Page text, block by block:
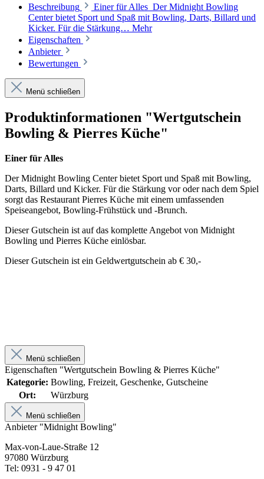
Beschreibung
Einer für Alles Der Midnight Bowling
Center bietet Sport und Spaß mit Bowling, Darts, Billard und
Kicker. Für die Stärkung… Mehr
Eigenschaften
Anbieter
Bewertungen
Menü schließen
Produktinformationen "Wertgutschein
Bowling & Pierres Küche"
Einer für Alles
Der Midnight Bowling Center bietet Sport und Spaß mit Bowling,
Darts, Billard und Kicker. Für die Stärkung vor oder nach dem Spiel
sorgt das Restaurant Pierres Küche mit einem umfassenden
Speiseangebot, Bowling-Frühstück und -Brunch.
Dieser Gutschein ist auf das komplette Angebot von Midnight
Bowling und Pierres Küche einlösbar.
Dieser Gutschein ist ein Geldwertgutschein ab € 30,-
Menü schließen
Eigenschaften "Wertgutschein Bowling & Pierres Küche"
Kategorie: Bowling, Freizeit, Geschenke, Gutscheine
Ort:
Würzburg
Menü schließen
Anbieter "Midnight Bowling"
Max-von-Laue-Straße 12
97080 Würzburg
Tel: 0931 - 9 47 01